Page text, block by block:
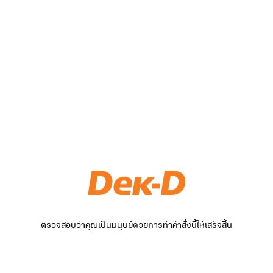
ตรวจสอบว่าคุณเป็นมนุษย์ด้วยการทำคำสั่งนี้ให้เสร็จสิ้น